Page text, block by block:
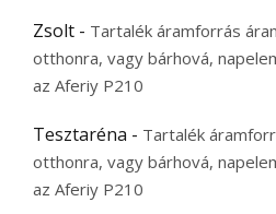
Zsolt - Tartalék áramforrás
otthonra, vagy bárhová,
az Aferiy P210
Tesztaréna - Tartalék
otthonra, vagy bárhová,
az Aferiy P210